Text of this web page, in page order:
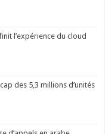
l’expérience du cloud
des 5,3 millions d’unités